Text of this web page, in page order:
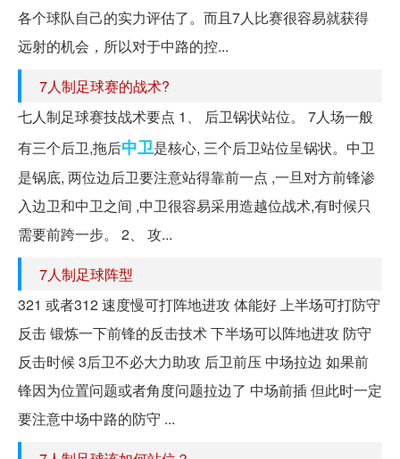
各个球队自己的实力评估了。而且7人比赛很容易就获得
远射的机会，所以对于中路的控...
7人制足球赛的战术?
七人制足球赛技战术要点 1、 后卫锅状站位。 7人场一般
有三个后卫,拖后中卫是核心, 三个后卫站位呈锅状。中卫
是锅底, 两位边后卫要注意站得靠前一点 ,一旦对方前锋渗
入边卫和中卫之间 ,中卫很容易采用造越位战术,有时候只
需要前跨一步。 2、 攻...
7人制足球阵型
321 或者312 速度慢可打阵地进攻 体能好 上半场可打防守
反击 锻炼一下前锋的反击技术 下半场可以阵地进攻 防守
反击时候 3后卫不必大力助攻 后卫前压 中场拉边 如果前
锋因为位置问题或者角度问题拉边了 中场前插 但此时一定
要注意中场中路的防守 ...